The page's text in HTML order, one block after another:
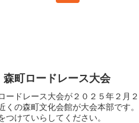
森町ロードレース大会
ードレース大会が２０２５年２月
くの森町文化会館が大会本部です
つけていらしてください。